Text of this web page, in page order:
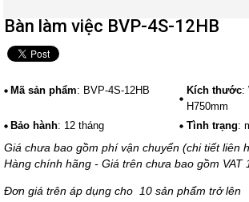
Bàn làm việc BVP-4S-12HB
Mã sản phẩm: BVP-4S-12HB Kích thước:
H750mm
Bảo hành: 12 tháng Tình trạng:
Giá chưa bao gồm phí vận chuyển (chi tiết liên
Hàng chính hãng - Giá trên chưa bao gồm VAT
Đơn giá trên áp dụng cho 10 sản phẩm trở lên